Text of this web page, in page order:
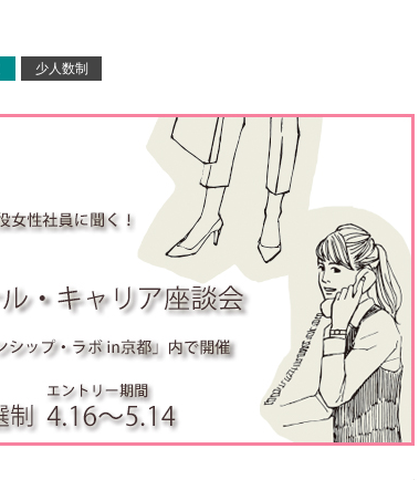
少人数制